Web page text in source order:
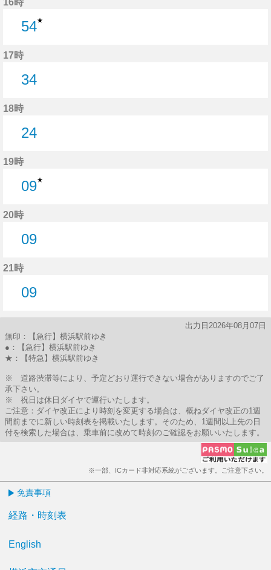
16時
54★
17時
34
18時
24
19時
09★
20時
09
21時
09
出力日2026年08月07日
無印：【急行】横浜駅前ゆき
●：【急行】横浜駅前ゆき
★：【特急】横浜駅前ゆき
※ 道路渋滞等により、予定どおり運行できない場合がありますのでご了
承下さい。
※ 祝日は休日ダイヤで運行いたします。
ご注意：ダイヤ改正により時刻を変更する場合は、概ねダイヤ改正の1週
間前までに新しい時刻表を掲載いたします。そのため、1週間以上先の日
付を検索した場合は、乗車前に改めて時刻のご確認をお願いいたします。
※一部、ICカード非対応系統がございます。ご注意下さい。
免責事項
経路・時刻表
English